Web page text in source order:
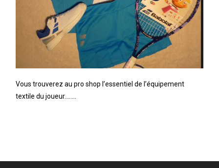
Vous trouverez au pro shop l’essentiel de l’équipement
textile du joueur……..